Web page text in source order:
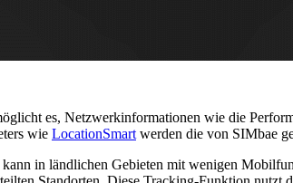
es, Netzwerkinformationen wie die
wie LocationSmartwerden die von SIMbae
in ländlichen Gebieten mit wenigen